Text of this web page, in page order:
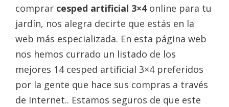
comprar cesped artificial 3×4online para tu
jardín, nos alegra decirte que estás en la
web más especializada. En esta página web
nos hemos currado un listado de los
mejores 14 cesped artificial 3×4 preferidos
por la gente que hace sus compras a través
de Internet.. Estamos seguros de que este